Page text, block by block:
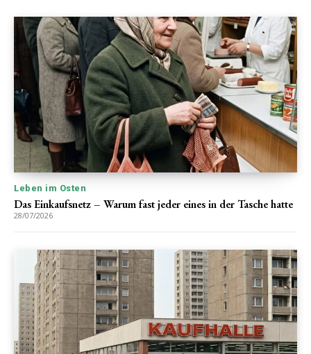
Leben im Osten
Das Einkaufsnetz – Warum fast jeder eines in der Tasche hatte
28/07/2026